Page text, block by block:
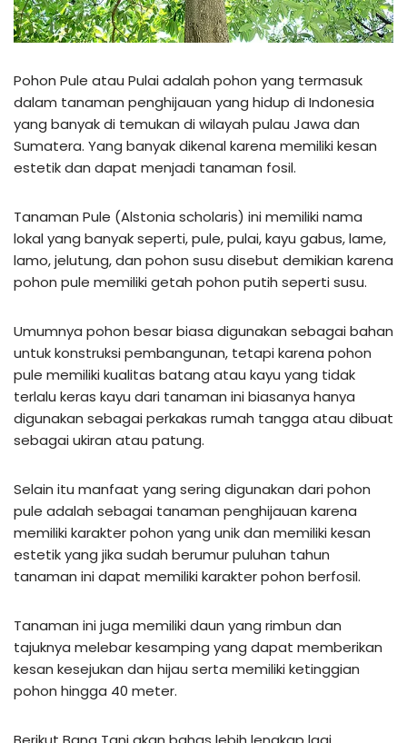
Pohon Pule atau Pulai adalah pohon yang termasuk
dalam tanaman penghijauan yang hidup di Indonesia
yang banyak di temukan di wilayah pulau Jawa dan
Sumatera. Yang banyak dikenal karena memiliki kesan
estetik dan dapat menjadi tanaman fosil.
Tanaman Pule (Alstonia scholaris) ini memiliki nama
lokal yang banyak seperti, pule, pulai, kayu gabus, lame,
lamo, jelutung, dan pohon susu disebut demikian karena
pohon pule memiliki getah pohon putih seperti susu.
Umumnya pohon besar biasa digunakan sebagai bahan
untuk konstruksi pembangunan, tetapi karena pohon
pule memiliki kualitas batang atau kayu yang tidak
terlalu keras kayu dari tanaman ini biasanya hanya
digunakan sebagai perkakas rumah tangga atau dibuat
sebagai ukiran atau patung.
Selain itu manfaat yang sering digunakan dari pohon
pule adalah sebagai tanaman penghijauan karena
memiliki karakter pohon yang unik dan memiliki kesan
estetik yang jika sudah berumur puluhan tahun
tanaman ini dapat memiliki karakter pohon berfosil.
Tanaman ini juga memiliki daun yang rimbun dan
tajuknya melebar kesamping yang dapat memberikan
kesan kesejukan dan hijau serta memiliki ketinggian
pohon hingga 40 meter.